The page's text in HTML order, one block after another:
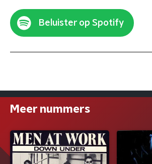
Beluister op Spotify
Meer nummers